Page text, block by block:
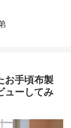
お手頃布製
ューしてみ